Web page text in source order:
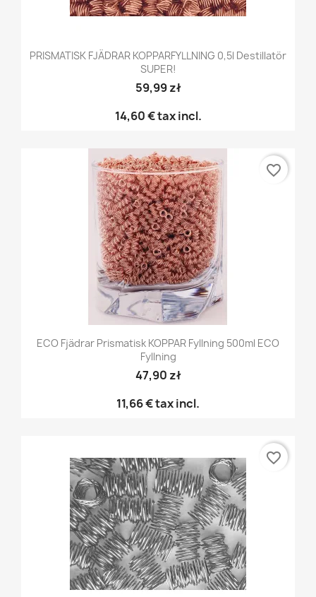
PRISMATISK FJÄDRAR KOPPARFYLLNING 0,5l Destillatör
SUPER!
59,99 zł
14,60 €tax incl.
ECO Fjädrar Prismatisk KOPPAR Fyllning 500ml ECO
Fyllning
47,90 zł
11,66 €tax incl.
favorite_border
favorite_border